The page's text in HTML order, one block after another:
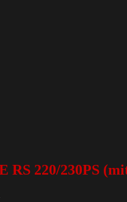
RS 220/230PS